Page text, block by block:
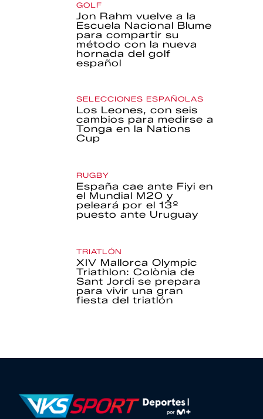
GOLF
Jon Rahm vuelve a la
Escuela Nacional Blume
para compartir su
método con la nueva
hornada del golf
español
SELECCIONES ESPAÑOLAS
Los Leones, con seis
cambios para medirse a
Tonga en la Nations
Cup
RUGBY
España cae ante Fiyi en
el Mundial M20 y
peleará por el 13º
puesto ante Uruguay
TRIATLÓN
XIV Mallorca Olympic
Triathlon: Colònia de
Sant Jordi se prepara
para vivir una gran
fiesta del triatlón